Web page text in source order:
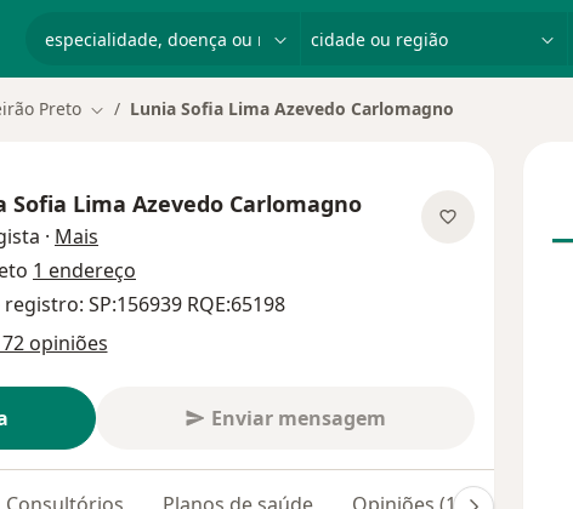
Preto Mudar de cidade
Lunia Sofia Lima Azevedo Carlomagno
Sofia Lima Azevedo Carlomagno
· Mais
1 endereço
SP:156939 RQE:65198
opiniões
Enviar mensagem